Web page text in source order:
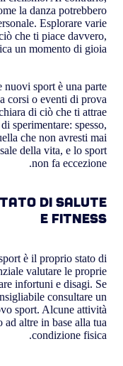
la danza potrebbero
Esplorare varie
che ti piace davvero,
un momento di gioia.
sport è una parte
corsi o eventi di prova
di ciò che ti attrae
sperimentare: spesso,
che non avresti mai
della vita, e lo sport
non fa eccezione.
di salute
e fitness
è il proprio stato di
valutare le proprie
infortuni e disagi. Se
consultare un
sport. Alcune attività
ad altre in base alla tua
condizione fisica.